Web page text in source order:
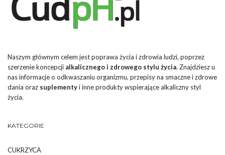
Naszym głównym celem jest poprawa życia i zdrowia ludzi, poprzez
szerzenie koncepcji alkalicznego i zdrowego stylu życia. Znajdziesz u
nas informacje o odkwaszaniu organizmu, przepisy na smaczne i zdrowe
dania oraz suplementyi inne produkty wspierające alkaliczny styl
życia.
KATEGORIE
CUKRZYCA